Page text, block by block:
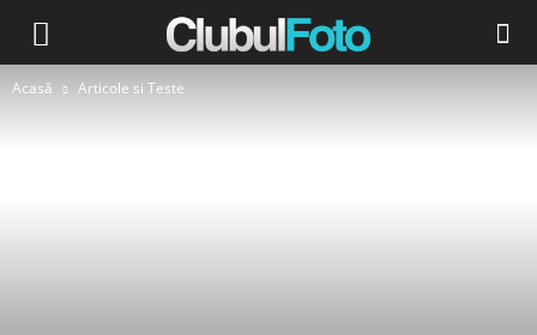
Acasă Articole si Teste